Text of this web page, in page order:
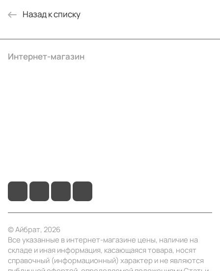
Назад к списку
Интернет-магазин
© Айбрат, 2026
Все указанные в интернет-магазине цены, наличие на
складе и иная информация, касающаяся товара, носят
справочный (информационный) характер и не являются